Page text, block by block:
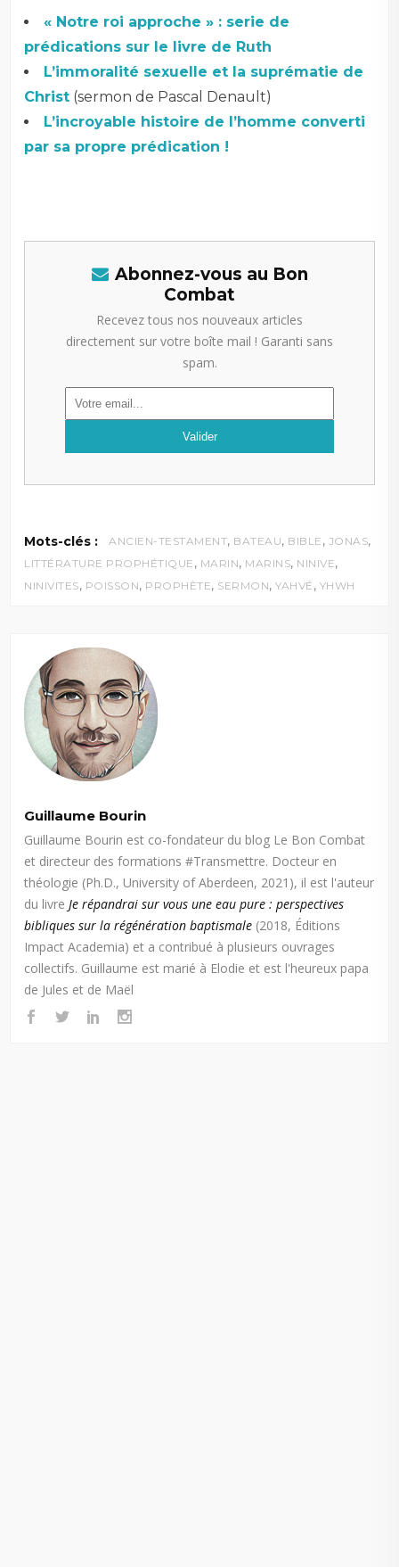
« Notre roi approche » : serie de
prédications sur le livre de Ruth
L’immoralité sexuelle et la suprématie de
Christ (sermon de Pascal Denault)
L’incroyable histoire de l’homme converti
par sa propre prédication !
Abonnez-vous au Bon
Combat
Recevez tous nos nouveaux articles
directement sur votre boîte mail ! Garanti sans
spam.
Mots-clés : ANCIEN-TESTAMENT, BATEAU, BIBLE , JONAS,
LITTÉRATURE PROPHÉTIQUE , MARIN, MARINS, NINIVE,
NINIVITES, POISSON, PROPHÈTE, SERMON,YAHVÉ , YHWH
Guillaume Bourin
Guillaume Bourin est co-fondateur du blog Le Bon Combat
et directeur des formations #Transmettre. Docteur en
théologie (Ph.D., University of Aberdeen, 2021), il est l'auteur
du livreJe répandrai sur vous une eau pure : perspectives
bibliques sur la régénération baptismale (2018, Éditions
Impact Academia) et a contribué à plusieurs ouvrages
collectifs. Guillaume est marié à Elodie et est l'heureux papa
de Jules et de Maël